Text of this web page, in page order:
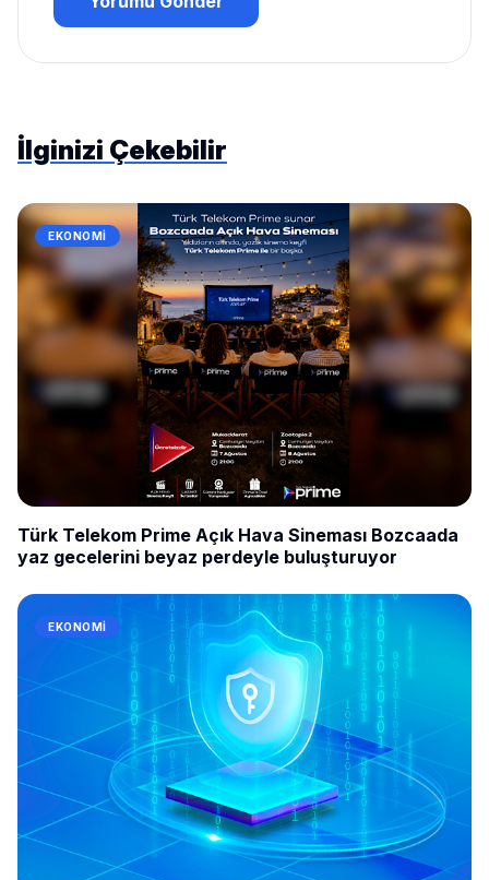
İlginizi Çekebilir
EKONOMI
Türk Telekom Prime Açık Hava Sineması Bozcaada
yaz gecelerini beyaz perdeyle buluşturuyor
EKONOMI